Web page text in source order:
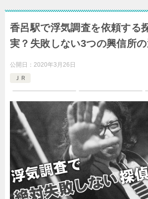
香呂駅で浮気調査を依頼する
実？失敗しない3つの興信所
公開日： 2020年3月26日
ＪＲ